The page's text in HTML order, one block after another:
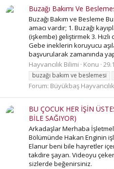
Buzağı Bakımı Ve
Buzağı Bakım ve Besleme
amacı vardır; 1. Buzağı
(işkembe) geliştirmek 3. Hızlı
Gebe ineklerin koruyucu
başvurularak zamanında
Hayvancılık Bilimi
Konu
buzağı bakım ve beslemesi
Forum: Büyükbaş Hayvancılık
BU ÇOCUK HER İŞİN
BİLE SAĞIYOR)
Arkadaşlar Merhaba
Bölümünde Hakan Enginin
Elanur beni bile hayretler
takdire şayan. Videoyu
sizlerde beğenirsiniz.